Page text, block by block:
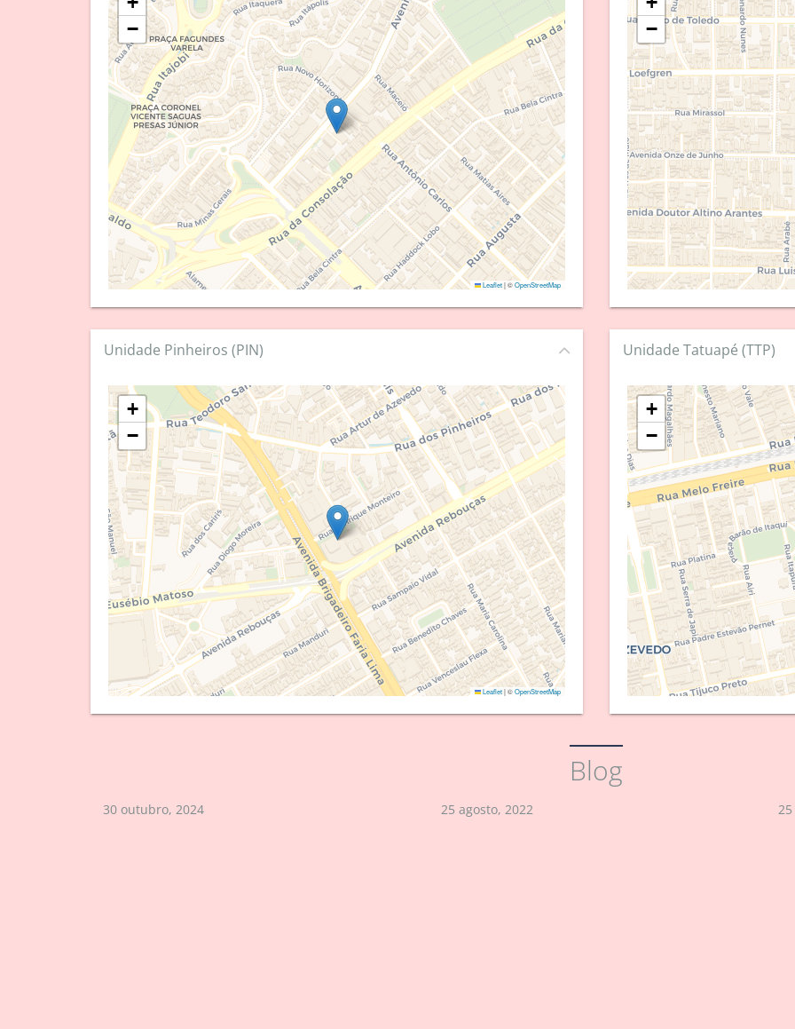
−
Leaflet|©OpenStreetMap
−
Unidade Pinheiros (PIN)
+
−
Leaflet|©OpenStreetMap
Unidade Tatuapé (TTP)
+
−
Blog
30 outubro, 2024 25 agosto, 2022